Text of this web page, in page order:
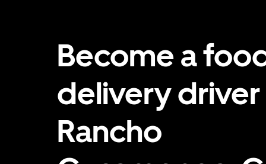
Become a
delivery driver
Rancho